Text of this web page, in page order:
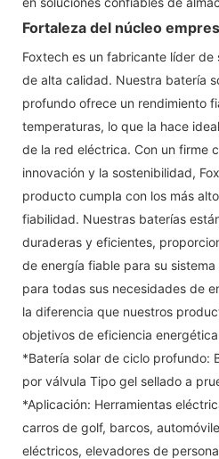
Fortaleza del núcleo
Foxtech es un fabricante líder de
de alta calidad. Nuestra batería
profundo ofrece un rendimiento
temperaturas, lo que la hace
de la red eléctrica. Con un firme
innovación y la sostenibilidad,
producto cumpla con los más
fiabilidad. Nuestras baterías
duraderas y eficientes,
de energía fiable para su
para todas sus necesidades de
la diferencia que nuestros
objetivos de eficiencia
*Batería solar de ciclo profundo:
por válvula Tipo gel sellado a
*Aplicación: Herramientas
carros de golf, barcos,
eléctricos, elevadores de